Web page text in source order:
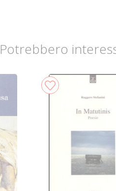
Potrebbero